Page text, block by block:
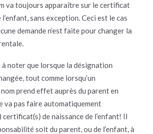
va toujours apparaître sur le certificat
l’enfant, sans exception. Ceci est le cas
demande n’est faite pour changer la
noter que lorsque la désignation
tout comme lorsqu’un
prend effet auprès du parent en
va pas faire automatiquement
de naissance de l’enfant! Il
soit du parent, ou de l’enfant, à